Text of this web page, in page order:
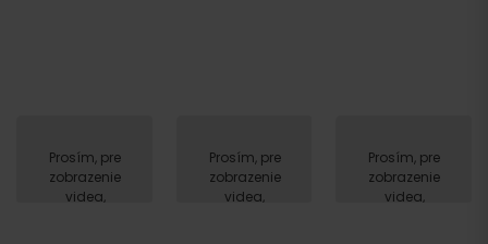
Prosím, pre
zobrazenie
videa,
Prosím, pre
zobrazenie
videa,
Prosím, pre
zobrazenie
videa,